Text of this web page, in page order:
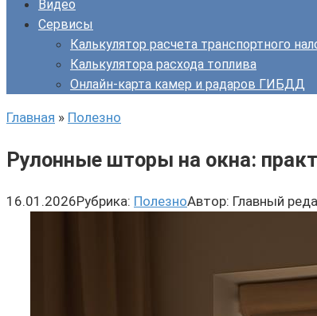
Видео
Сервисы
Калькулятор расчета транспортного
Калькулятора расхода топлива
Онлайн-карта камер и радаров ГИБДД
Главная » Полезно
Рулонные шторы на окна:
16.01.2026Рубрика: ПолезноАвтор: Главный